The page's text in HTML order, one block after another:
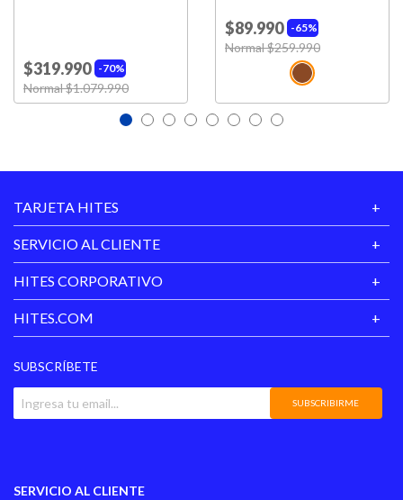
70%
$319.990
Price reduced from
Normal $1.079.990
65%
$89.990
Price reduced from
Normal $259.990
TARJETA HITES
SERVICIO AL CLIENTE
HITES CORPORATIVO
HITES.COM
SUBSCRÍBETE
SUBSCRIBIRME
SERVICIO AL CLIENTE